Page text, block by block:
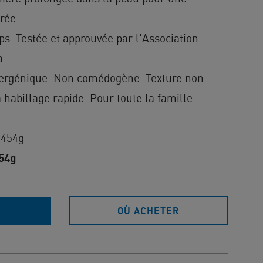
Testée et approuvée par l'Association
Non comédogène. Texture non
habillage rapide. Pour toute la famille.
OÙ ACHETER